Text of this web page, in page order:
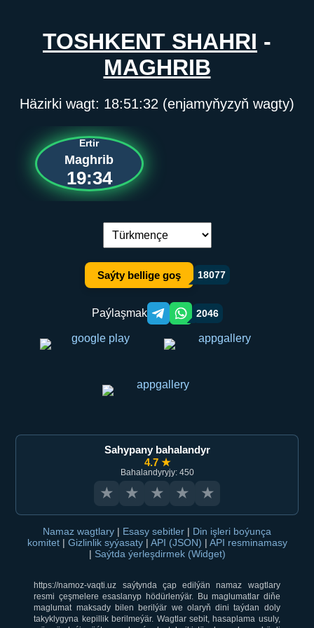
TOSHKENT SHAHRI -
MAGHRIB
Häzirki wagt: 18:51:32 (enjamyňyzyň wagty)
Ertir
Maghrib
19:34
Dil çalşyryş:
Saýty bellige goş 18077
Paýlaşmak Telegram orqali ulashish
WhatsApp orqali ulashish
2046
Sahypany bahalandyr
4.7 ★
Bahalandyryjy: 450
★ ★ ★ ★ ★
Namaz wagtlary | Esasy sebitler | Din işleri boýunça
komitet | Gizlinlik syýasaty | API (JSON) | API resminamasy
| Saýtda ýerleşdirmek (Widget)
https://namoz-vaqti.uz saýtynda çap edilýän namaz wagtlary
resmi çeşmelere esaslanyp hödürlenýär. Bu maglumatlar diňe
maglumat maksady bilen berilýär we olaryň dini taýdan doly
takyklygyna kepillik berilmeýär. Wagtlar sebit, hasaplama usuly,